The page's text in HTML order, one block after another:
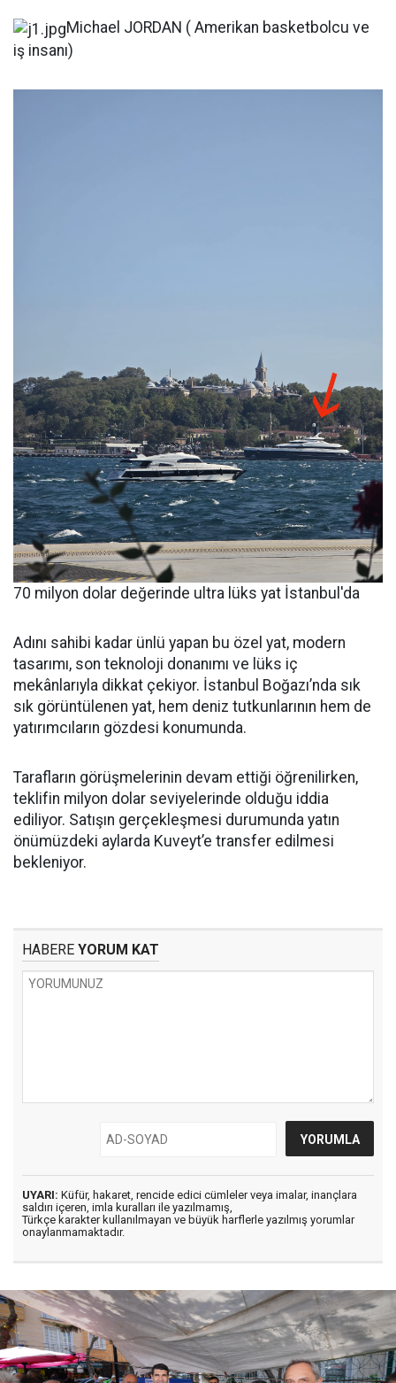
Michael JORDAN ( Amerikan basketbolcu ve
iş insanı)
70 milyon dolar değerinde ultra lüks yat İstanbul'da
Adını sahibi kadar ünlü yapan bu özel yat, modern
tasarımı, son teknoloji donanımı ve lüks iç
mekânlarıyla dikkat çekiyor. İstanbul Boğazı’nda sık
sık görüntülenen yat, hem deniz tutkunlarının hem de
yatırımcıların gözdesi konumunda.
Tarafların görüşmelerinin devam ettiği öğrenilirken,
teklifin milyon dolar seviyelerinde olduğu iddia
ediliyor. Satışın gerçekleşmesi durumunda yatın
önümüzdeki aylarda Kuveyt’e transfer edilmesi
bekleniyor.
HABERE YORUM KAT
UYARI: Küfür, hakaret, rencide edici cümleler veya imalar, inançlara
saldırı içeren, imla kuralları ile yazılmamış,
Türkçe karakter kullanılmayan ve büyük harflerle yazılmış yorumlar
onaylanmamaktadır.